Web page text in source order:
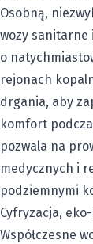
Osobną,
wozy sanitarne
o
rejonach
drgania, aby
komfort
pozwala na
medycznych i
podziemnymi
Cyfryzacja,
Współczesne